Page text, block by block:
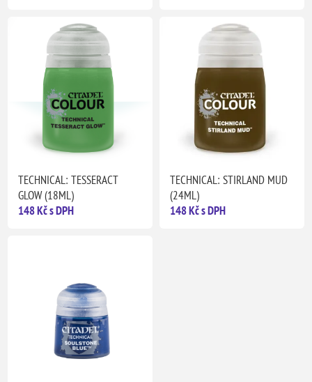
TECHNICAL: TESSERACT
GLOW (18ML)
148 Kč s DPH
TECHNICAL: STIRLAND MUD
(24ML)
148 Kč s DPH